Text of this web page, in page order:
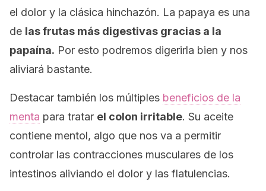
el dolor y la clásica hinchazón. La papaya es una
de las frutas más digestivas gracias a la
papaína. Por esto podremos digerirla bien y nos
aliviará bastante.
Destacar también los múltiples beneficios de la
menta para tratar el colon irritable. Su aceite
contiene mentol, algo que nos va a permitir
controlar las contracciones musculares de los
intestinos aliviando el dolor y las flatulencias.